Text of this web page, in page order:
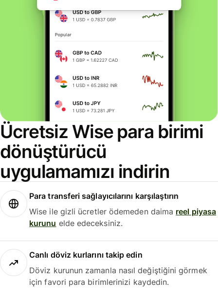
Ücretsiz Wise para birimi
dönüştürücü
uygulamamızı indirin
Para transferi sağlayıcılarını karşılaştırın
Wise ile gizli ücretler ödemeden daima reel piyasa
kurunu elde edeceksiniz.
Canlı döviz kurlarını takip edin
Döviz kurunun zamanla nasıl değiştiğini görmek
için favori para birimlerinizi kaydedin.